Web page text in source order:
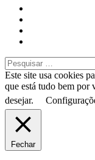
Close
Pesquisar
por:
Este site usa cookies
que está tudo bem por
desejar.
Fechar